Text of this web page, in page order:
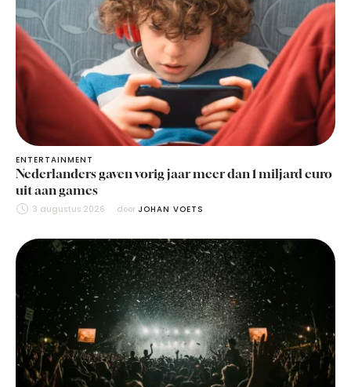
ENTERTAINMENT
Nederlanders gaven vorig jaar meer dan 1 miljard euro
uit aan games
3 augustus 2026 door JOHAN VOETS